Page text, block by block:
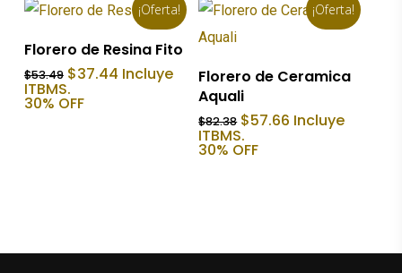
¡Oferta!
Añadir Al Carrito
Florero de Resina Fito
$53.49 El
precio
original
$37.44El
precio
Incluye
ITBMS.
30% OFF
¡Oferta!
Añadir Al Carrito
Florero de Ceramica
Aquali
$82.38 El
precio
original
$57.66 El
precio
Incluye
ITBMS.
30% OFF